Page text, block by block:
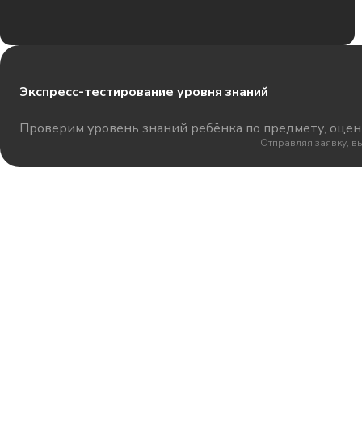
Экспресс-тестирование уровня знаний
Проверим уровень знаний ребёнка по предмету,
Отправляя заявку,